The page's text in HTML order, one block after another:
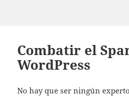
Combatir el
WordPress
No hay que ser ningún